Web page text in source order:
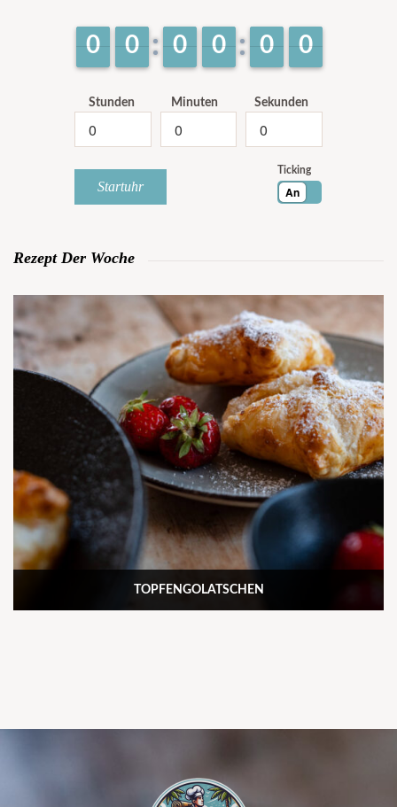
9
9
0
0 9
9
0
0 9
9
0
0 9
9
0
0 9
9
0
0 9
9
0
0
Stunden Minuten Sekunden
Startuhr
Ticking
An
Rezept Der Woche
TOPFENGOLATSCHEN